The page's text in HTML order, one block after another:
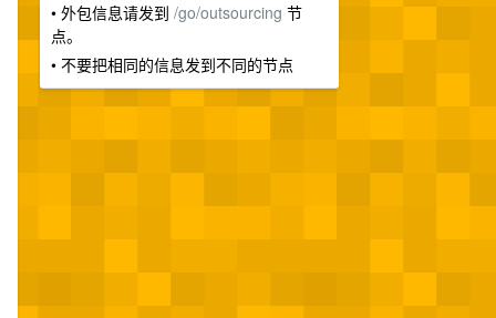
• 外包信息请发到 /go/outsourcing 节
点。
• 不要把相同的信息发到不同的节点